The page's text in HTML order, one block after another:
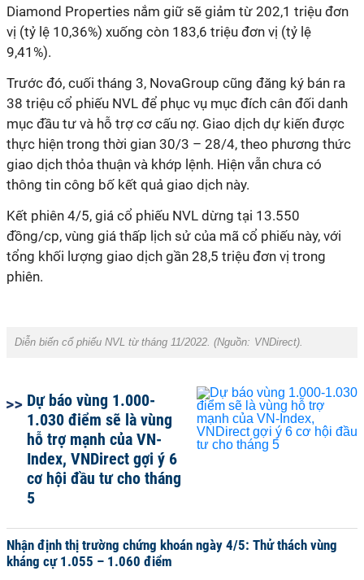
Diamond Properties nắm giữ sẽ giảm từ 202,1 triệu đơn
vị (tỷ lệ 10,36%) xuống còn 183,6 triệu đơn vị (tỷ lệ
9,41%).
Trước đó, cuối tháng 3, NovaGroup cũng đăng ký bán ra
38 triệu cổ phiếu NVL để phục vụ mục đích cân đối danh
mục đầu tư và hỗ trợ cơ cấu nợ. Giao dịch dự kiến được
thực hiện trong thời gian 30/3 – 28/4, theo phương thức
giao dịch thỏa thuận và khớp lệnh. Hiện vẫn chưa có
thông tin công bố kết quả giao dịch này.
Kết phiên 4/5, giá cổ phiếu NVL dừng tại 13.550
đồng/cp, vùng giá thấp lịch sử của mã cổ phiếu này, với
tổng khối lượng giao dịch gần 28,5 triệu đơn vị trong
phiên.
Diễn biến cổ phiếu NVL từ tháng 11/2022. (Nguồn: VNDirect).
Dự báo vùng 1.000-
1.030 điểm sẽ là vùng
hỗ trợ mạnh của VN-
Index, VNDirect gợi ý 6
cơ hội đầu tư cho tháng
5
Nhận định thị trường chứng khoán ngày 4/5: Thử thách vùng
kháng cự 1.055 – 1.060 điểm